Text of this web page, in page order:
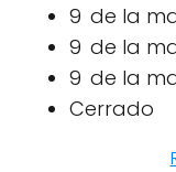
9 de la
9 de la
9 de la
Cerrado